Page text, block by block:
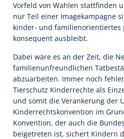
Vorfeld von Wahlen stattfinden
nur Teil einer Imagekampagne
kinder- und familienorientiertes
konsequent ausbleibt.
Dabei wäre es an der Zeit, die
familienunfreundlichen
abzuarbeiten. Immer noch
Tierschutz Kinderrechte als
und somit die Verankerung der
Kinderrechtskonvention im
Konvention, der auch die
beigetreten ist, sichert Kindern